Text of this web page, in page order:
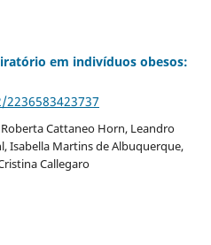
em indivíduos obesos:
Cattaneo Horn, Leandro
Isabella Martins de Albuquerque,
Callegaro